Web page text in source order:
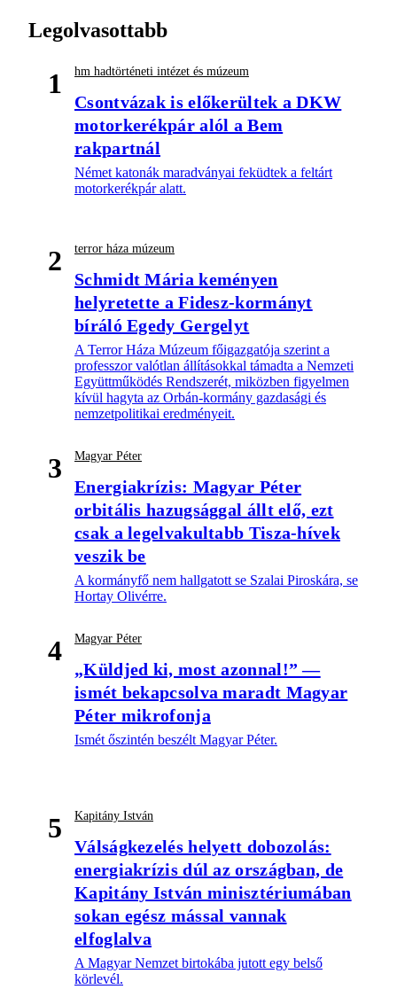
Legolvasottabb
1 hm hadtörténeti intézet és múzeum
Csontvázak is előkerültek a DKW
motorkerékpár alól a Bem
rakpartnál
Német katonák maradványai feküdtek a feltárt
motorkerékpár alatt.
2 terror háza múzeum
Schmidt Mária keményen
helyretette a Fidesz-kormányt
bíráló Egedy Gergelyt
A Terror Háza Múzeum főigazgatója szerint a
professzor valótlan állításokkal támadta a Nemzeti
Együttműködés Rendszerét, miközben figyelmen
kívül hagyta az Orbán-kormány gazdasági és
nemzetpolitikai eredményeit.
3 Magyar Péter
Energiakrízis: Magyar Péter
orbitális hazugsággal állt elő, ezt
csak a legelvakultabb Tisza-hívek
veszik be
A kormányfő nem hallgatott se Szalai Piroskára, se
Hortay Olivérre.
4 Magyar Péter
„Küldjed ki, most azonnal!” —
ismét bekapcsolva maradt Magyar
Péter mikrofonja
Ismét őszintén beszélt Magyar Péter.
5 Kapitány István
Válságkezelés helyett dobozolás:
energiakrízis dúl az országban, de
Kapitány István minisztériumában
sokan egész mással vannak
elfoglalva
A Magyar Nemzet birtokába jutott egy belső
körlevél.